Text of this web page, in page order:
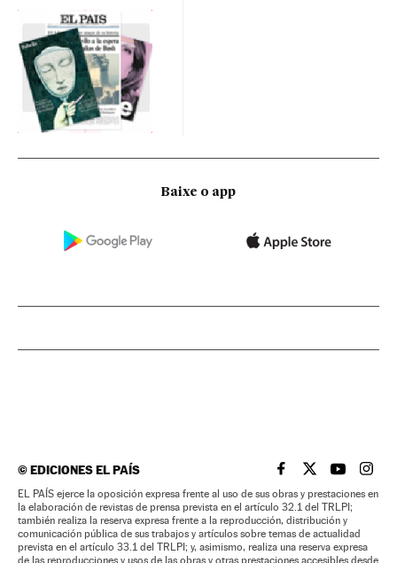
Baixe o app
©EDICIONES EL PAÍS EL PAÍS BRASIL EN
EL PAÍSEL PAÍS
EL
EL PAÍS ejerce la oposición expresa frente al uso de sus obras y prestaciones en
la elaboración de revistas de prensa prevista en el artículo 32.1 del TRLPI;
también realiza la reserva expresa frente a la reproducción, distribución y
comunicación pública de sus trabajos y artículos sobre temas de actualidad
prevista en el artículo 33.1 del TRLPI; y, asimismo, realiza una reserva expresa